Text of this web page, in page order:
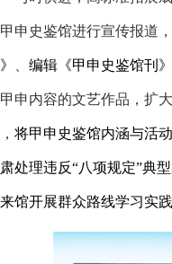
申史鉴馆进行宣传报道
编辑《甲申史鉴馆刊》
申内容的文艺作品，扩
将甲申史鉴馆内涵与活
处理违反“八项规定”典
馆开展群众路线学习实